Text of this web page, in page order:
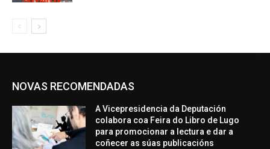
NOVAS RECOMENDADAS
A Vicepresidencia da Deputación
colabora coa Feira do Libro de Lugo
para promocionar a lectura e dar a
coñecer as súas publicacións